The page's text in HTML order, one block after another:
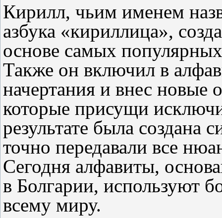
Кирилл, чьим именем
азбука «кириллица»,
основе самых
Также он включил в
начертания и внес новые
которые присущи
результате была создана
точно передавали все
Сегодня алфавиты,
в Болгарии, используют
всему миру.